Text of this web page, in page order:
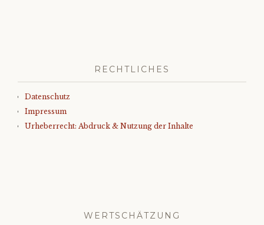
RECHTLICHES
Datenschutz
Impressum
Urheberrecht: Abdruck & Nutzung der Inhalte
WERTSCHÄTZUNG